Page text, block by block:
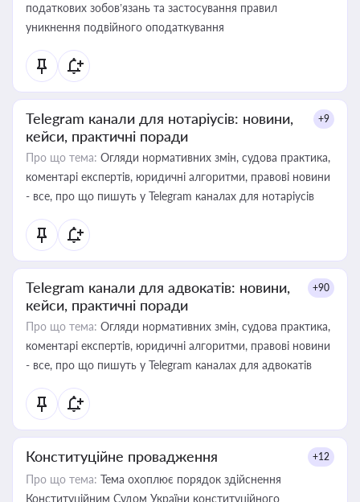
податкових зобов’язань та застосування правил
уникнення подвійного оподаткування
Telegram канали для нотаріусів: новини,
кейси, практичні поради
+9
Про що тема: Огляди нормативних змін, судова практика,
коментарі експертів, юридичні алгоритми, правові новини
- все, про що пишуть у Telegram каналах для нотаріусів
Telegram канали для адвокатів: новини,
кейси, практичні поради
+90
Про що тема: Огляди нормативних змін, судова практика,
коментарі експертів, юридичні алгоритми, правові новини
- все, про що пишуть у Telegram каналах для адвокатів
Конституційне провадження +12
Про що тема: Тема охоплює порядок здійснення
Конституційним Судом України конституційного